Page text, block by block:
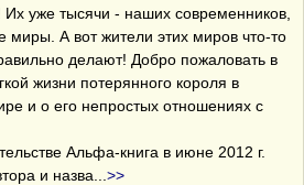
уже тысячи - наших современников,
миры. А вот жители этих миров что-то
делают! Добро пожаловать в
жизни потерянного короля в
и о его непростых отношениях с
Альфа-книга в июне 2012 г.
и назва
>>